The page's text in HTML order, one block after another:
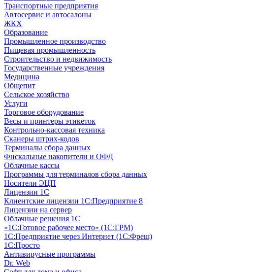
Транспортные предприятия
Автосервис и автосалоны
ЖКХ
Образование
Промышленное производство
Пищевая промышленность
Строительство и недвижимость
Государственные учреждения
Медицина
Общепит
Сельское хозяйство
Услуги
Торговое оборудование
Весы и принтеры этикеток
Контрольно-кассовая техника
Сканеры штрих-кодов
Терминалы сбора данных
Фискальные накопители и ОФД
Облачные кассы
Программы для терминалов сбора данных
Носители ЭЦП
Лицензии 1С
Клиентские лицензии 1С:Предприятие 8
Лицензии на сервер
Облачные решения 1С
«1C:Готовое рабочее место» (1С:ГРМ)
1С:Предприятие через Интернет (1С:Фреш)
1С:Просто
Антивирусные программы
Dr. Web